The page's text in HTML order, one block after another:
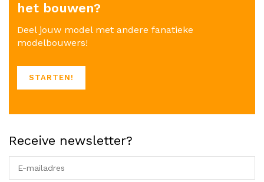
het bouwen?
Deel jouw model met andere fanatieke
modelbouwers!
STARTEN!
Receive newsletter?